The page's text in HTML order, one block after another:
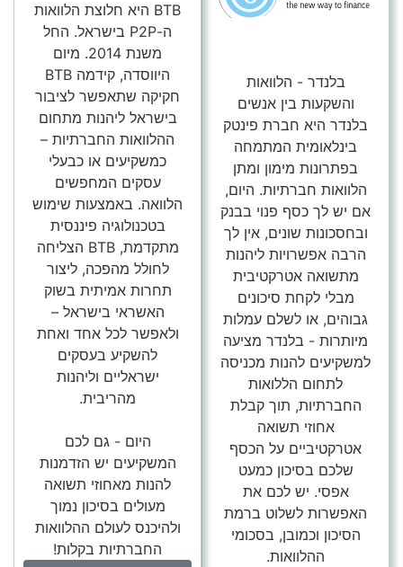
בלנדר - הלוואות
והשקעות בין אנשים
בלנדר היא חברת פינטק
בינלאומית המתמחה
בפתרונות מימון ומתן
הלוואות חברתיות. היום,
אם יש לך כסף פנוי בבנק
ובחסכונות שונים, אין לך
הרבה אפשרויות ליהנות
מתשואה אטרקטיבית
מבלי לקחת סיכונים
גבוהים, או לשלם עמלות
מיותרות - בלנדר מציעה
למשקיעים להנות מכניסה
לתחום הללואות
החברתיות, תוך קבלת
אחוזי תשואה
אטרקטיביים על הכסף
שלכם בסיכון כמעט
אפסי. יש לכם את
האפשרות לשלוט ברמת
הסיכון וכמובן, בסכומי
ההלוואות.
BTB היא חלוצת הלוואות
ה-P2P בישראל. החל
משנת 2014. מיום
היווסדה, קידמה BTB
חקיקה שתאפשר לציבור
בישראל ליהנות מתחום
ההלוואות החברתיות –
כמשקיעים או כבעלי
עסקים המחפשים
הלוואה. באמצעות שימוש
בטכנולוגיה פיננסית
מתקדמת, BTB הצליחה
לחולל מהפכה, ליצור
תחרות אמיתית בשוק
האשראי בישראל –
ולאפשר לכל אחד ואחת
להשקיע בעסקים
ישראליים וליהנות
מהריבית.
היום - גם לכם
המשקיעים יש הזדמנות
להנות מאחוזי תשואה
מעולים בסיכון נמוך
ולהיכנס לעולם ההלוואות
החברתיות בקלות!